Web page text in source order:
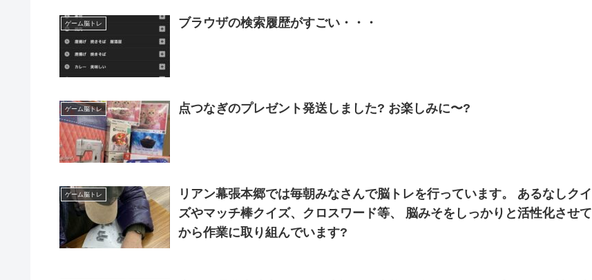
ゲーム脳トレ ブラウザの検索履歴がすごい・・・
ゲーム脳トレ
ゲーム脳トレ
リアン幕張本郷では毎朝みなさんで脳トレを行っています。 あるなしクイ
ズやマッチ棒クイズ、クロスワード等、 脳みそをしっかりと活性化させて
から作業に取り組んでいます?